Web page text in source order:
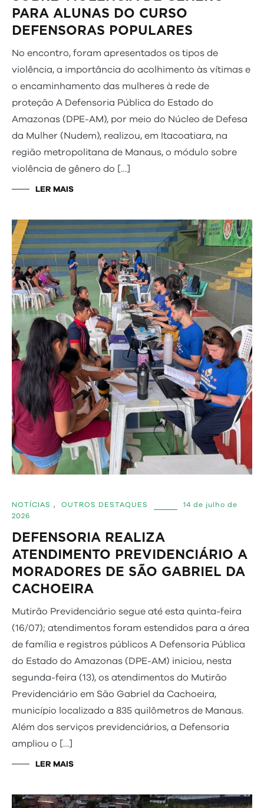
PARA ALUNAS DO CURSO
DEFENSORAS POPULARES
No encontro, foram apresentados os tipos de
violência, a importância do acolhimento às vítimas e
o encaminhamento das mulheres à rede de
proteção A Defensoria Pública do Estado do
Amazonas (DPE-AM), por meio do Núcleo de Defesa
da Mulher (Nudem), realizou, em Itacoatiara, na
região metropolitana de Manaus, o módulo sobre
violência de gênero do […]
LER MAIS
NOTÍCIAS , OUTROS DESTAQUES
14 de julho de
2026
DEFENSORIA REALIZA
ATENDIMENTO PREVIDENCIÁRIO A
MORADORES DE SÃO GABRIEL DA
CACHOEIRA
Mutirão Previdenciário segue até esta quinta-feira
(16/07); atendimentos foram estendidos para a área
de família e registros públicos A Defensoria Pública
do Estado do Amazonas (DPE-AM) iniciou, nesta
segunda-feira (13), os atendimentos do Mutirão
Previdenciário em São Gabriel da Cachoeira,
município localizado a 835 quilômetros de Manaus.
Além dos serviços previdenciários, a Defensoria
ampliou o […]
LER MAIS